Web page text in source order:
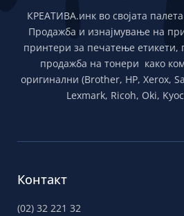
КРЕАТИВА.инк во својата
Продажба и изнајмување на
принтери за печатење етикети,
продажба на тонери како
оригинални (Brother, HP, Xerox,
Lexmark, Ricoh, Oki,
Контакт
(02) 32 221 32